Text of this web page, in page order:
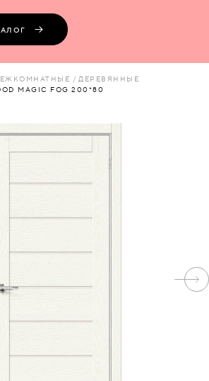
ДЕРЕВЯННЫЕ
MAGIC FOG 200*80